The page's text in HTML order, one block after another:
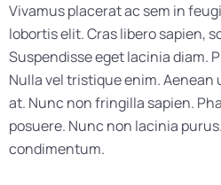
Vivamus placerat ac sem in
lobortis elit. Cras libero sapien,
Suspendisse eget lacinia diam.
Nulla vel tristique enim.
at. Nunc non fringilla sapien.
posuere. Nunc non lacinia
condimentum.